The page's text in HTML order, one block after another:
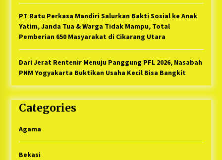
PT Ratu Perkasa Mandiri Salurkan Bakti Sosial ke Anak
Yatim, Janda Tua & Warga Tidak Mampu, Total
Pemberian 650 Masyarakat di Cikarang Utara
Dari Jerat Rentenir Menuju Panggung PFL 2026, Nasabah
PNM Yogyakarta Buktikan Usaha Kecil Bisa Bangkit
Categories
Agama
Bekasi